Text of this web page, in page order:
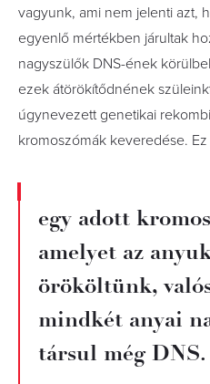
vagyunk, ami nem jelenti azt,
egyenlő mértékben járultak
nagyszülők DNS-ének
ezek átörökítődnének
úgynevezett genetikai
kromoszómák keveredése.
egy adott
amelyet az
örököltünk,
mindkét anyai
társul még DNS.